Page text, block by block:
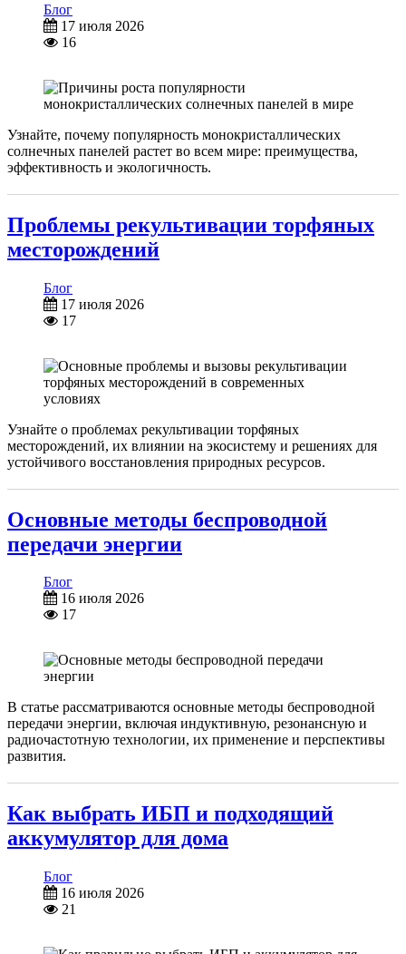
Блог
17 июля 2026
16
Узнайте, почему популярность монокристаллических
солнечных панелей растет во всем мире: преимущества,
эффективность и экологичность.
Проблемы рекультивации торфяных
месторождений
Блог
17 июля 2026
17
Узнайте о проблемах рекультивации торфяных
месторождений, их влиянии на экосистему и решениях для
устойчивого восстановления природных ресурсов.
Основные методы беспроводной
передачи энергии
Блог
16 июля 2026
17
В статье рассматриваются основные методы беспроводной
передачи энергии, включая индуктивную, резонансную и
радиочастотную технологии, их применение и перспективы
развития.
Как выбрать ИБП и подходящий
аккумулятор для дома
Блог
16 июля 2026
21